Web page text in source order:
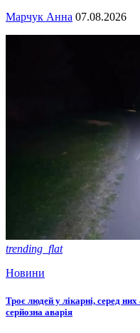
Марчук Анна 07.08.2026
trending_flat
Новини
Троє людей у лікарні, серед
серйозна аварія